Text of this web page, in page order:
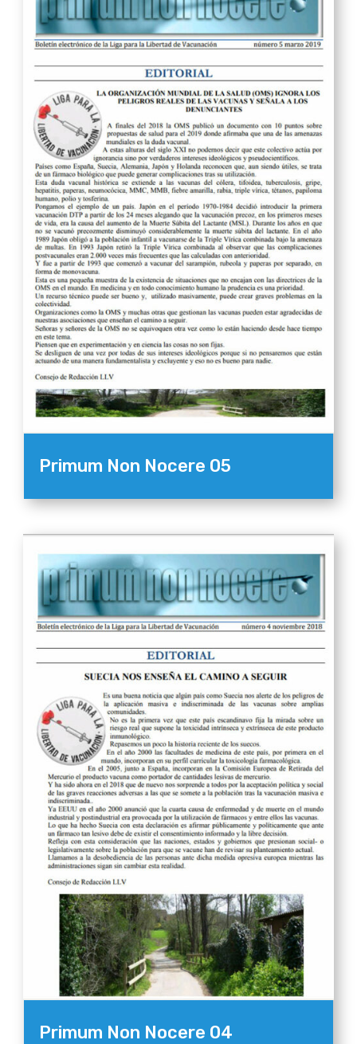
Primum Non Nocere 05
Primum Non Nocere 04